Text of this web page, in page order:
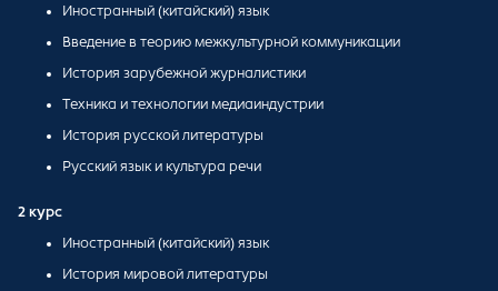
Иностранный (китайский) язык
Введение в теорию межкультурной коммуникации
История зарубежной журналистики
Техника и технологии медиаиндустрии
История русской литературы
Русский язык и культура речи
2 курс
Иностранный (китайский) язык
История мировой литературы